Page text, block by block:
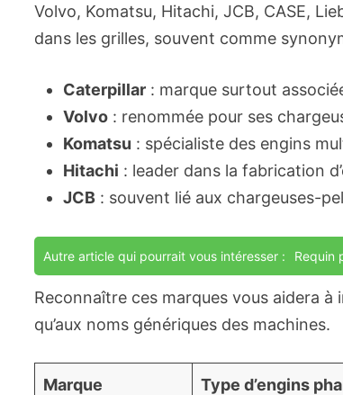
Volvo, Komatsu, Hitachi, JCB, CASE,
dans les grilles, souvent comme
Caterpillar : marque surtout
Volvo : renommée pour ses
Komatsu : spécialiste des engins
Hitachi : leader dans la fabrication
JCB : souvent lié aux chargeuses-
Autre article qui pourrait vous intéresser : Requin
Reconnaître ces marques vous aidera
qu’aux noms génériques des machines.
Marque Type d’engins